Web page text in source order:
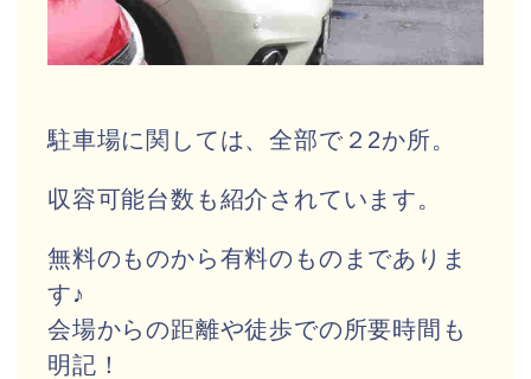
駐車場に関しては、全部で２2か所。
収容可能台数も紹介されています。
無料のものから有料のものまでありま
す♪
会場からの距離や徒歩での所要時間も
明記！